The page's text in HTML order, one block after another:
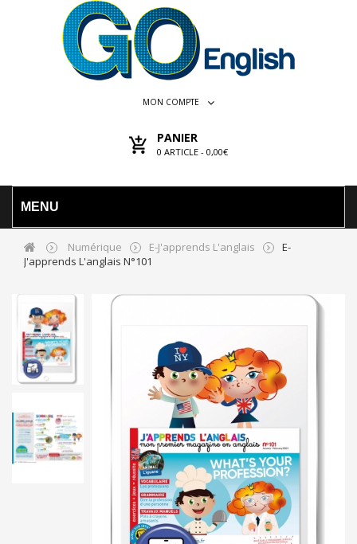
MON COMPTE
PANIER
0 ARTICLE - 0,00€
MENU
Numérique E-J'apprends L'anglais
E-
J'apprends L'anglais N°101